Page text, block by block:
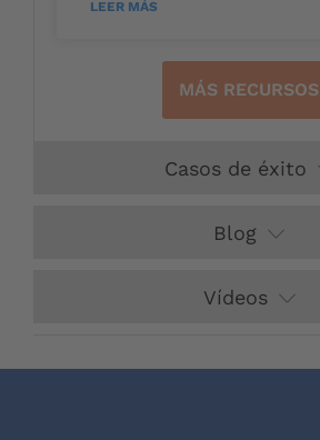
LEER MÁS
MÁS RECURSOS
Casos de éxito
Blog
Vídeos